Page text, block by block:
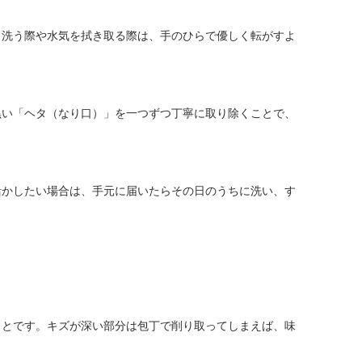
う際や水気を拭き取る際は、手のひらで優しく転がすよ
ヘタ（なり口）」を一つずつ丁寧に取り除くことで、
したい場合は、手元に届いたらその日のうちに洗い、す
です。キズが深い部分は包丁で削り取ってしまえば、味